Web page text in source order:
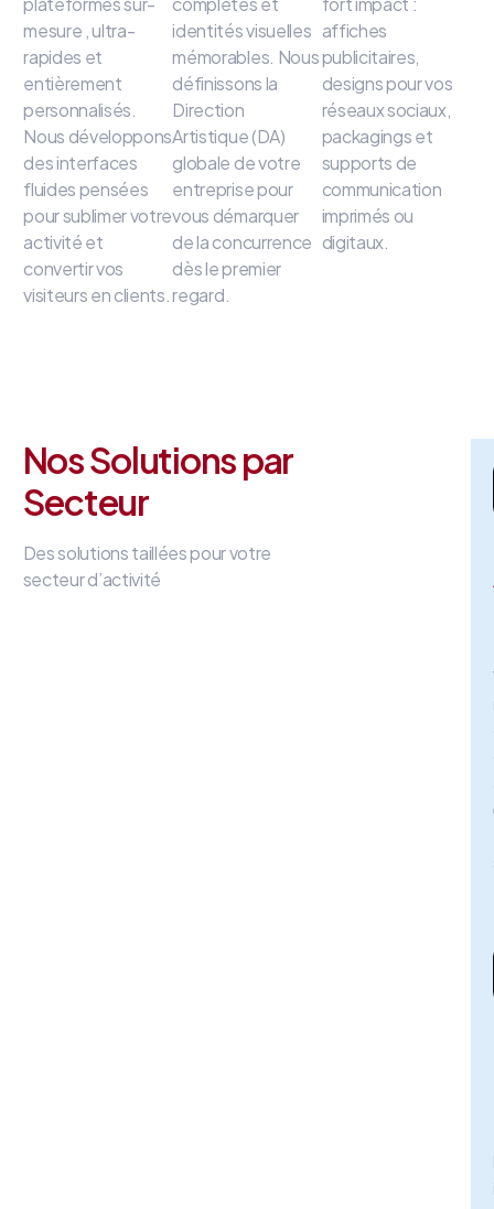
mesure , ultra-
rapides et
entièrement
personnalisés.
Nous développons
des interfaces
fluidespensées
pour sublimer votre
activité et
convertir vos
visiteurs en clients.
identités visuelles
mémorables. Nous
définissons la
Direction
Artistique (DA)
globale de votre
entreprisepour
vous démarquer
de la concurrence
dès le premier
regard.
affiches
publicitaires,
designs pour vos
réseaux sociaux,
packagings et
supports de
communication
imprimés ou
digitaux.
Nos Solutions par
Secteur
Des solutions taillées pour votre
secteur d’activité